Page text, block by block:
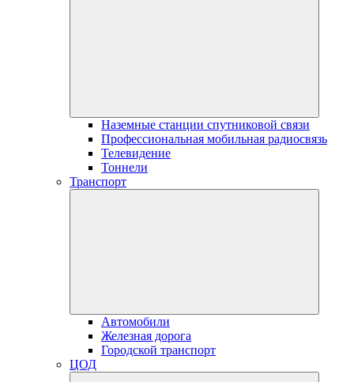
Наземные станции спутниковой связи
Профессиональная мобильная радиосвязь
Телевидение
Тоннели
Транспорт
Автомобили
Железная дорога
Городской транспорт
ЦОД